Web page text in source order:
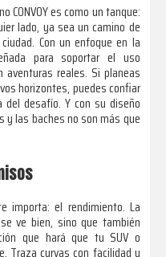
CONVOY es como un tanque:
lado, ya sea un camino de
Con un enfoque en la
para soportar el uso
reales. Si planeas
horizontes, puedes confiar
del desafío. Y con su diseño
las baches no son más que
importa: el rendimiento. La
ve bien, sino que también
que hará que tu SUV o
Traza curvas con facilidad y